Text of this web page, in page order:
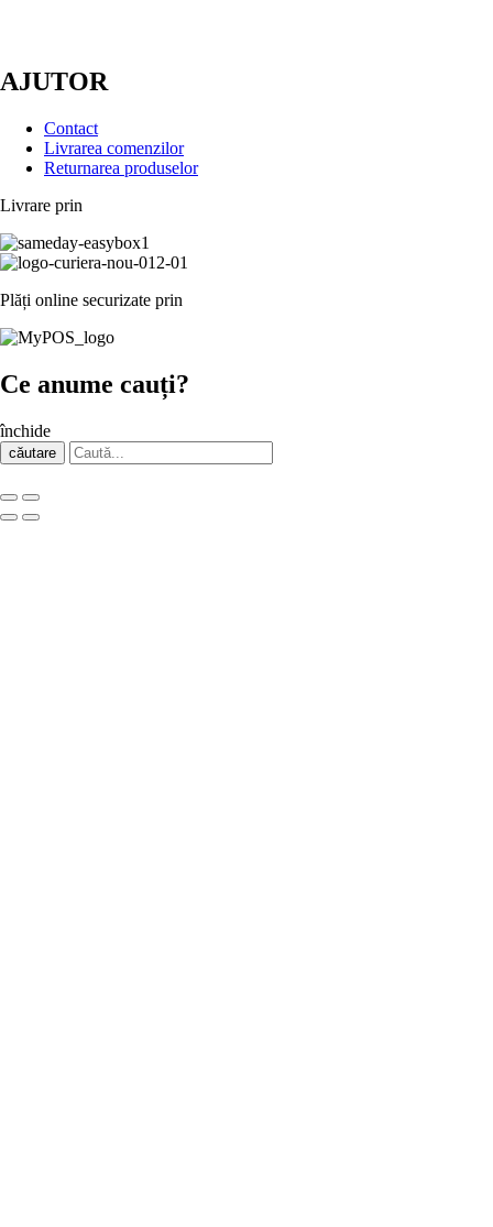
AJUTOR
Contact
Livrarea comenzilor
Returnarea produselor
Livrare prin
Plăți online securizate prin
Ce anume cauți?
închide
căutare